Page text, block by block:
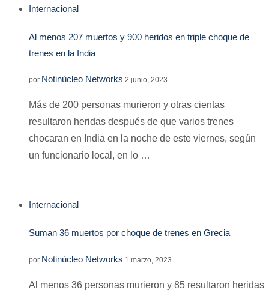
Internacional
Al menos 207 muertos y 900 heridos en triple choque de
trenes en la India
por Notinúcleo Networks 2 junio, 2023
Más de 200 personas murieron y otras cientas
resultaron heridas después de que varios trenes
chocaran en India en la noche de este viernes, según
un funcionario local, en lo …
Internacional
Suman 36 muertos por choque de trenes en Grecia
por Notinúcleo Networks 1 marzo, 2023
Al menos 36 personas murieron y 85 resultaron heridas